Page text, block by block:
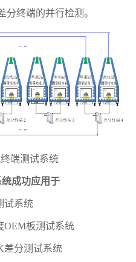
分终端的并行检测。
端测试系统
成功应用于
试系统
板测试系统
分测试系统